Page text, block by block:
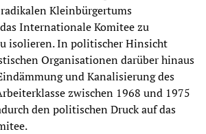
Kleinbürgertums
Internationale Komitee zu
isolieren. In politischer Hinsicht
Organisationen darüber hinaus
und Kanalisierung des
zwischen 1968 und 1975
den politischen Druck auf das